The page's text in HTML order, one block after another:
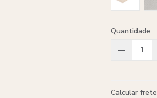
Quantidade
Calcular frete